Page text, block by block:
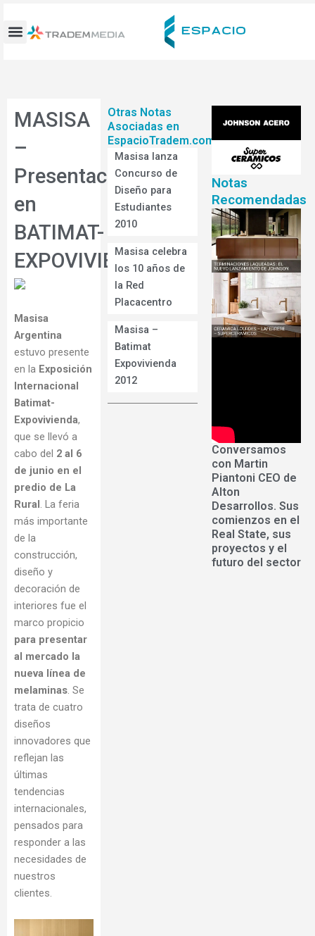
contenido
MASISA
–
Presentación
en
BATIMAT-
EXPOVIVIENDA
Masisa
Argentina
estuvo presente
en la Exposición
Internacional
Batimat-
Expovivienda,
que se llevó a
cabo del 2 al 6
de junio en el
predio de La
Rural . La feria
más importante
de la
construcción,
diseño y
decoración de
interiores fue el
marco propicio
para presentar
al mercado la
nueva línea de
melaminas . Se
trata de cuatro
diseños
innovadores que
reflejan las
últimas
tendencias
internacionales,
pensados para
responder a las
necesidades de
nuestros
clientes.
Otras Notas
Asociadas en
EspacioTradem.com
Masisa lanza
Concurso de
Diseño para
Estudiantes
2010
Masisa celebra
los 10 años de
la Red
Placacentro
Masisa –
Batimat
Expovivienda
2012
Notas
Recomendadas
Conversamos
con Martin
Piantoni CEO de
Alton
Desarrollos. Sus
comienzos en el
Real State, sus
proyectos y el
futuro del sector